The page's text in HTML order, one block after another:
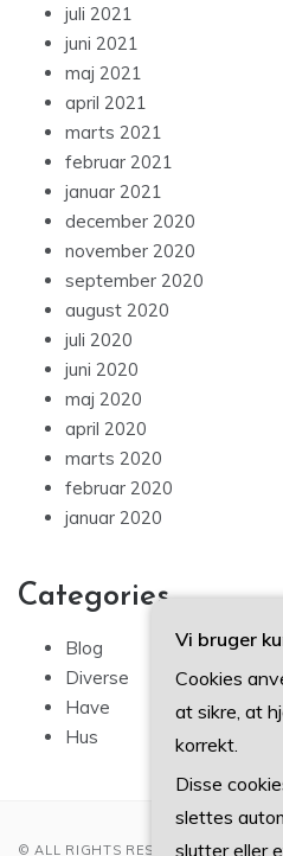
juli 2021
juni 2021
maj 2021
april 2021
marts 2021
februar 2021
januar 2021
december 2020
november 2020
september 2020
august 2020
juli 2020
juni 2020
maj 2020
april 2020
marts 2020
februar 2020
januar 2020
Categories
Blog
Diverse
Have
Hus
© ALL RIGHTS RESERVED 2022
Vi bruger
Cookies
at sikre, at
korrekt.
Disse
slettes
slutter eller